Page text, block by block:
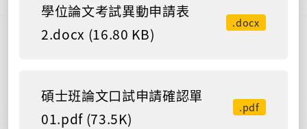
學位論文考試異動申請表
2.docx (16.80 KB)
.docx
碩士班論文口試申請確認單
01.pdf (73.5K)
.pdf